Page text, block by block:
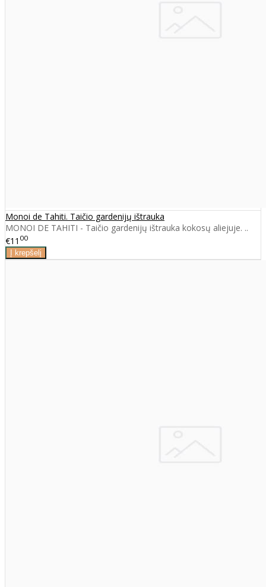
Monoi de Tahiti. Taičio gardenijų ištrauka
MONOI DE TAHITI - Taičio gardenijų ištrauka kokosų aliejuje. ..
€11 00